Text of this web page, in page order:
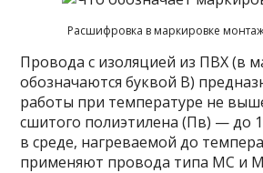
Расшифровка в маркировке
Провода с изоляцией из ПВХ (в
обозначаются буквой В)
работы при температуре не
сшитого полиэтилена (Пв) — до
в среде, нагреваемой до
применяют провода типа МС и